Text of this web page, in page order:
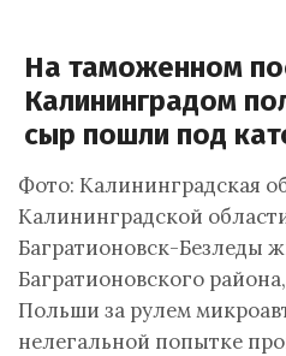
На таможенном
Калининградом
сыр пошли под
Фото: Калининградская
Калининградской
Багратионовск-Безледы
Багратионовского
Польши за рулем
нелегальной попытке